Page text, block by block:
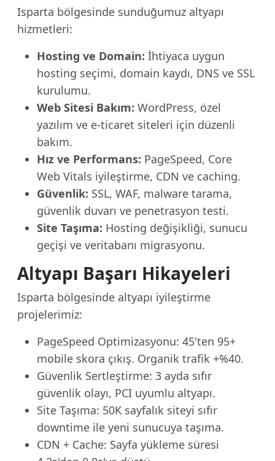
Isparta bölgesinde sunduğumuz altyapı
hizmetleri:
Hosting ve Domain: İhtiyaca uygun
hosting seçimi, domain kaydı, DNS ve SSL
kurulumu.
Web Sitesi Bakım: WordPress, özel
yazılım ve e-ticaret siteleri için düzenli
bakım.
Hız ve Performans: PageSpeed, Core
Web Vitals iyileştirme, CDN ve caching.
Güvenlik: SSL, WAF, malware tarama,
güvenlik duvarı ve penetrasyon testi.
Site Taşıma: Hosting değişikliği, sunucu
geçişi ve veritabanı migrasyonu.
Altyapı Başarı Hikayeleri
Isparta bölgesinde altyapı iyileştirme
projelerimiz:
PageSpeed Optimizasyonu: 45'ten 95+
mobile skora çıkış. Organik trafik +%40.
Güvenlik Sertleştirme: 3 ayda sıfır
güvenlik olayı, PCI uyumlu altyapı.
Site Taşıma: 50K sayfalık siteyi sıfır
downtime ile yeni sunucuya taşıma.
CDN + Cache: Sayfa yükleme süresi